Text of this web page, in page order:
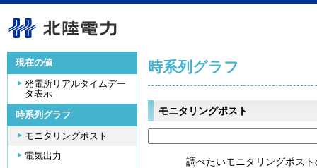
現在の値
発電所リアルタイムデー
タ表示
時系列グラフ
モニタリングポスト
電気出力
時系列グラフ
モニタリングポスト
調べたいモニタリングポス